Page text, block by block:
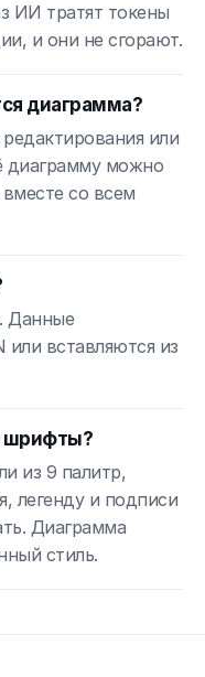
ИИ тратят токены
и они не сгорают.
диаграмма?
или
диаграмму можно
со всем
Данные
или вставляются из
шрифты?
из 9 палитр,
легенду и подписи
Диаграмма
стиль.